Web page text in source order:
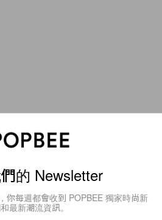
盒推薦：從精品月餅到可
藏！
的 Newsletter
你每週都會收到 POPBEE 獨家時尚新
最新潮流資訊。